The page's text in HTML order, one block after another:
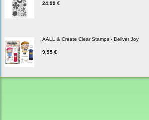
24,99 €
AALL & Create Clear Stamps - Deliver Joy
9,95 €